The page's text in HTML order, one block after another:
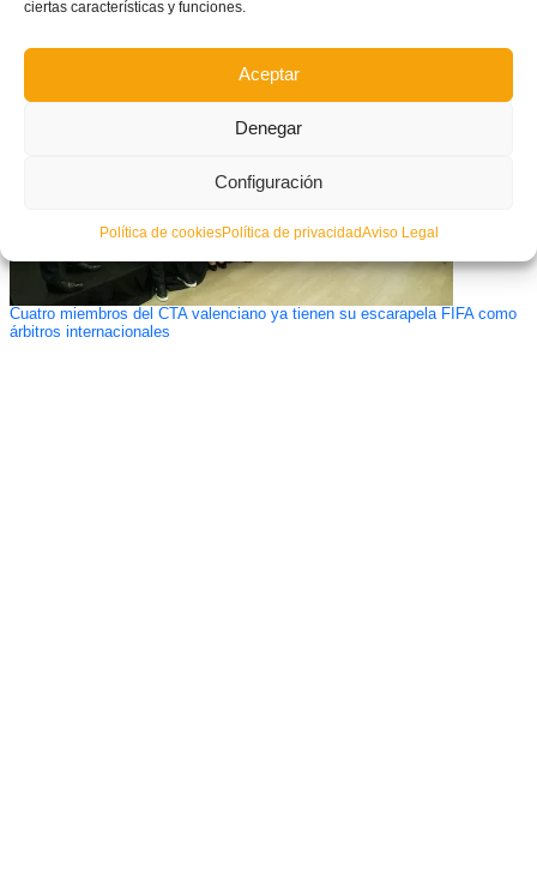
ciertas características y funciones.
Aceptar
Denegar
Configuración
Política de cookiesPolítica de privacidadAviso Legal
Cuatro miembros del CTA valenciano ya tienen su escarapela FIFA como
árbitros internacionales